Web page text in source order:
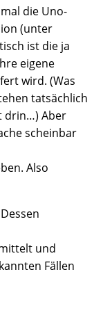
die Uno-
(unter
ist die ja
eigene
wird. (Was
tatsächlich
drin…) Aber
scheinbar
Also
und
Fällen